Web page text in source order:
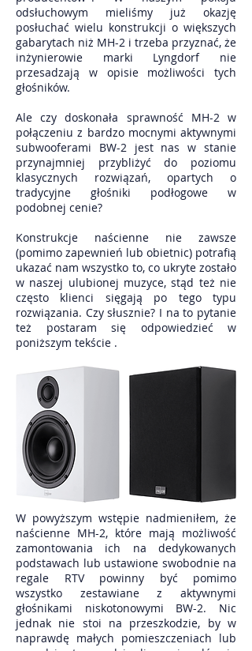
odsłuchowym mieliśmy już okazję
posłuchać wielu konstrukcji o większych
gabarytach niż MH-2 i trzeba przyznać, że
inżynierowie marki Lyngdorf nie
przesadzają w opisie możliwości tych
głośników.
Ale czy doskonała sprawność MH-2 w
połączeniu z bardzo mocnymi aktywnymi
subwooferami BW-2 jest nas w stanie
przynajmniej przybliżyć do poziomu
klasycznych rozwiązań, opartych o
tradycyjne głośniki podłogowe w
podobnej cenie?
Konstrukcje naścienne nie zawsze
(pomimo zapewnień lub obietnic) potrafią
ukazać nam wszystko to, co ukryte zostało
w naszej ulubionej muzyce, stąd też nie
często klienci sięgają po tego typu
rozwiązania. Czy słusznie? I na to pytanie
też postaram się odpowiedzieć w
poniższym tekście .
W powyższym wstępie nadmieniłem, że
naścienne MH-2, które mają możliwość
zamontowania ich na dedykowanych
podstawach lub ustawione swobodnie na
regale RTV powinny być pomimo
wszystko zestawiane z aktywnymi
głośnikami niskotonowymi BW-2. Nic
jednak nie stoi na przeszkodzie, by w
naprawdę małych pomieszczeniach lub